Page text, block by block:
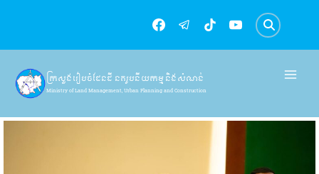
content
ក្រសួងរៀបចំដែនដី នគរូបនីយកម្ម និងសំណង់
Ministry of Land Management, Urban Planning and Construction